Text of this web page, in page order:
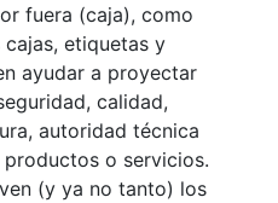
fuera (caja), como
etiquetas y
ayudar a proyectar
calidad,
autoridad técnica
o servicios.
(y ya no tanto) los